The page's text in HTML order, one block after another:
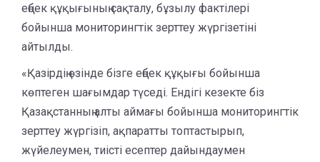
еңбек құқығының сақталу, бұзылу фактілері
бойынша мониторингтік зерттеу жүргізетіні
айтылды.
«Қазірдің өзінде бізге еңбек құқығы бойынша
көптеген шағымдар түседі. Ендігі кезекте біз
Қазақстанның алты аймағы бойынша мониторингтік
зерттеу жүргізіп, ақпаратты топтастырып,
жүйелеумен, тиісті есептер дайындаумен